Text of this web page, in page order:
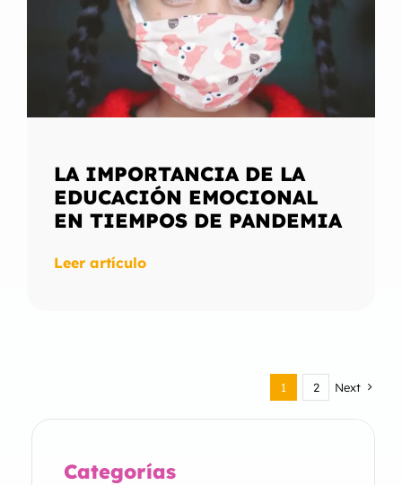
Categorías
LA IMPORTANCIA DE LA
EDUCACIÓN EMOCIONAL
EN TIEMPOS DE PANDEMIA
Leer artículo
1 2 Next